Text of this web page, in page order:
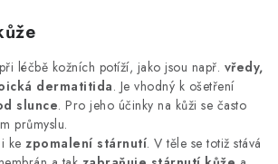
léčbě kožních potíží, jako jsou např. vředy,
dermatitida. Je vhodný k ošetření
slunce. Pro jeho účinky na kůži se často
průmyslu.
ke zpomalení stárnutí. V těle se totiž stává